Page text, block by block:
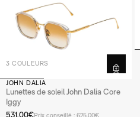
3 COULEURS
JOHN DALIA
Lunettes de soleil John Dalia Core
Iggy
531,00€Prix conseillé : 625,00€